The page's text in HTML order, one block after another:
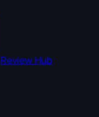
Review Hub